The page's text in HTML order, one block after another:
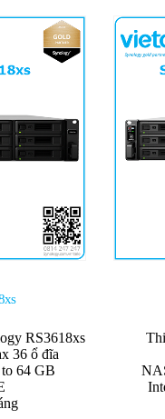
RS3618xs
36 ổ đĩa
64 GB